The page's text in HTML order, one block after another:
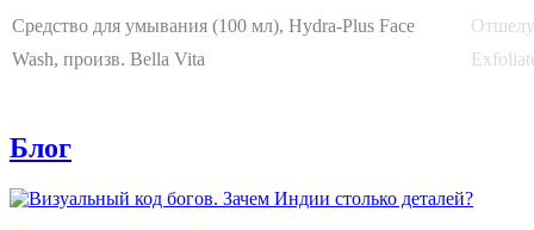
Средство для умывания (100 мл), Hydra-Plus Face
Wash, произв. Bella Vita
Блог